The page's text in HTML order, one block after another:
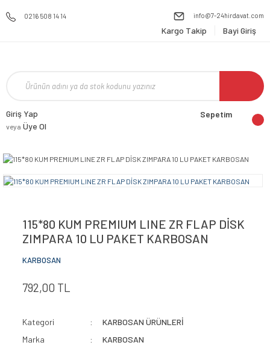
0216 508 14 14 info@7-24hirdavat.com
Kargo Takip Bayi Giriş
Giriş Yap
veya Üye Ol
Sepetim
115*80 KUM PREMIUM LINE ZR FLAP DİSK
ZIMPARA 10 LU PAKET KARBOSAN
KARBOSAN
792,00 TL
Kategori
KARBOSAN ÜRÜNLERİ
Marka
KARBOSAN